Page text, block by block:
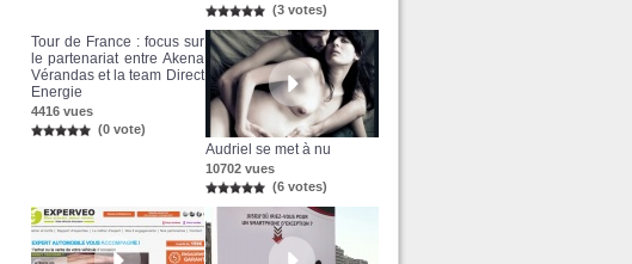
(3 votes)
Tour de France : focus sur
le partenariat entre Akena
Vérandas et la team Direct
Energie
4416 vues
(0 vote)
Audriel se met à nu
10702 vues
(6 votes)